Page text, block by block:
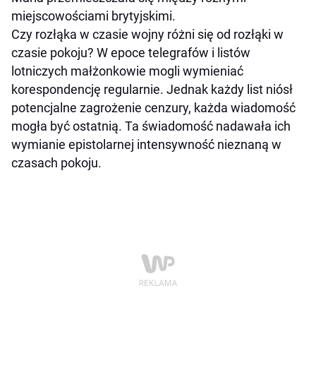
miejscowościami brytyjskimi.
Czy rozłąka w czasie wojny różni się od rozłąki w
czasie pokoju? W epoce telegrafów i listów
lotniczych małżonkowie mogli wymieniać
korespondencję regularnie. Jednak każdy list niósł
potencjalne zagrożenie cenzury, każda wiadomość
mogła być ostatnią. Ta świadomość nadawała ich
wymianie epistolarnej intensywność nieznaną w
czasach pokoju.